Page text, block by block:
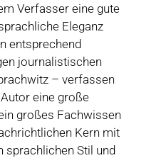
Verfasser eine gute
Eleganz
entsprechend
journalistischen
– verfassen
eine große
großes Fachwissen
Kern mit
sprachlichen Stil und